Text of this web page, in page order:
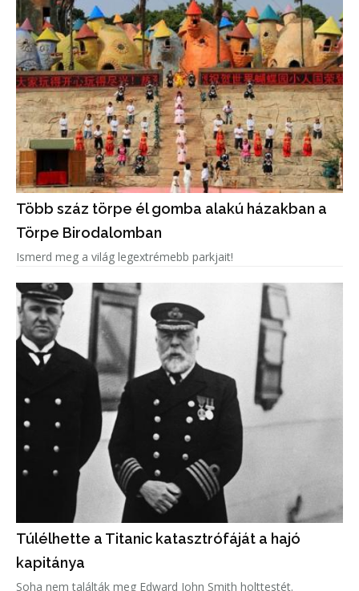
Több száz törpe él gomba alakú házakban a
Törpe Birodalomban
Ismerd meg a világ legextrémebb parkjait!
Túlélhette a Titanic katasztrófáját a hajó
kapitánya
Soha nem találták meg Edward John Smith holttestét.